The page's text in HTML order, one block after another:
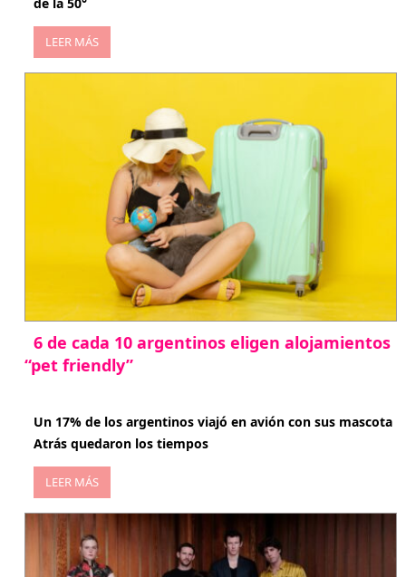
LEER MÁS
6 de cada 10 argentinos eligen alojamientos
“pet friendly”
Un 17% de los argentinos viajó en avión con sus mascota
Atrás quedaron los tiempos
LEER MÁS